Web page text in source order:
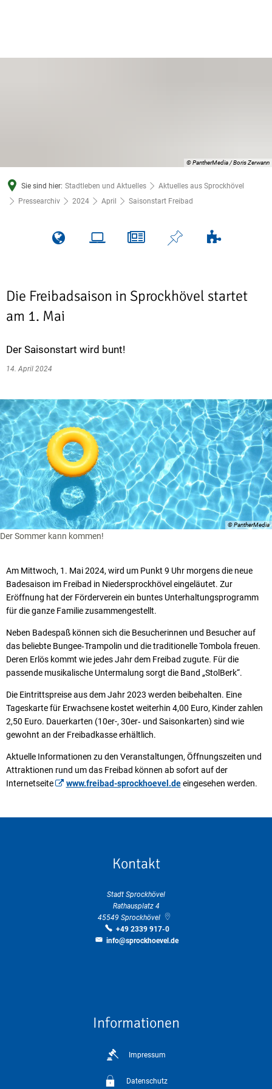
© PantherMedia / Boris Zerwann
Sie sind hier: Stadtleben und Aktuelles
Aktuelles aus Sprockhövel
Pressearchiv
2024 April Saisonstart Freibad
Die Freibadsaison in Sprockhövel startet
am 1. Mai
Der Saisonstart wird bunt!
14. April 2024
© PantherMedia
Der Sommer kann kommen!
Am Mittwoch, 1. Mai 2024, wird um Punkt 9 Uhr morgens die neue
Badesaison im Freibad in Niedersprockhövel eingeläutet. Zur
Eröffnung hat der Förderverein ein buntes Unterhaltungsprogramm
für die ganze Familie zusammengestellt.
Neben Badespaß können sich die Besucherinnen und Besucher auf
das beliebte Bungee‐Trampolin und die traditionelle Tombola freuen.
Deren Erlös kommt wie jedes Jahr dem Freibad zugute. Für die
passende musikalische Untermalung sorgt die Band „StolBerk“.
Die Eintrittspreise aus dem Jahr 2023 werden beibehalten. Eine
Tageskarte für Erwachsene kostet weiterhin 4,00 Euro, Kinder zahlen
2,50 Euro. Dauerkarten (10er-, 30er‐ und Saisonkarten) sind wie
gewohnt an der Freibadkasse erhältlich.
Aktuelle Informationen zu den Veranstaltungen, Öffnungszeiten und
Attraktionen rund um das Freibad können ab sofort auf der
Internetseite
www.freibad-sprockhoevel.deeingesehen werden.
Kontakt
Stadt Sprockhövel
Rathausplatz 4
45549 Sprockhövel
+49 2339 917-0
info@sprockhoevel.de
Informationen
Impressum
Datenschutz